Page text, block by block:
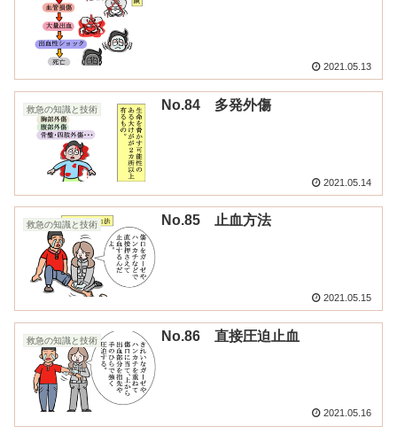
2021.05.13
救急の知識と技術 No.84 多発外傷
2021.05.14
救急の知識と技術 No.85 止血方法
2021.05.15
救急の知識と技術 No.86 直接圧迫止血
2021.05.16